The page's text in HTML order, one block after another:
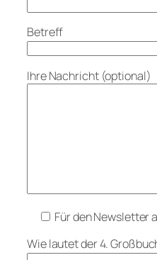
Betreff
Ihre Nachricht (optional)
Für den Newsletter
Wie lautet der 4.